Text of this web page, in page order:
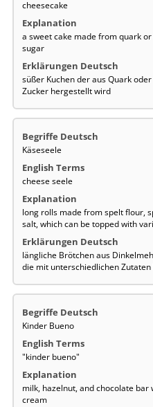
cheesecake
a sweet cake made from quark
sugar
süßer Kuchen der aus Quark
Zucker hergestellt wird
Käseseele
cheese seele
long rolls made from spelt flour,
salt, which can be topped with
längliche Brötchen aus
die mit unterschiedlichen
Kinder Bueno
"kinder bueno"
milk, hazelnut, and chocolate
cream